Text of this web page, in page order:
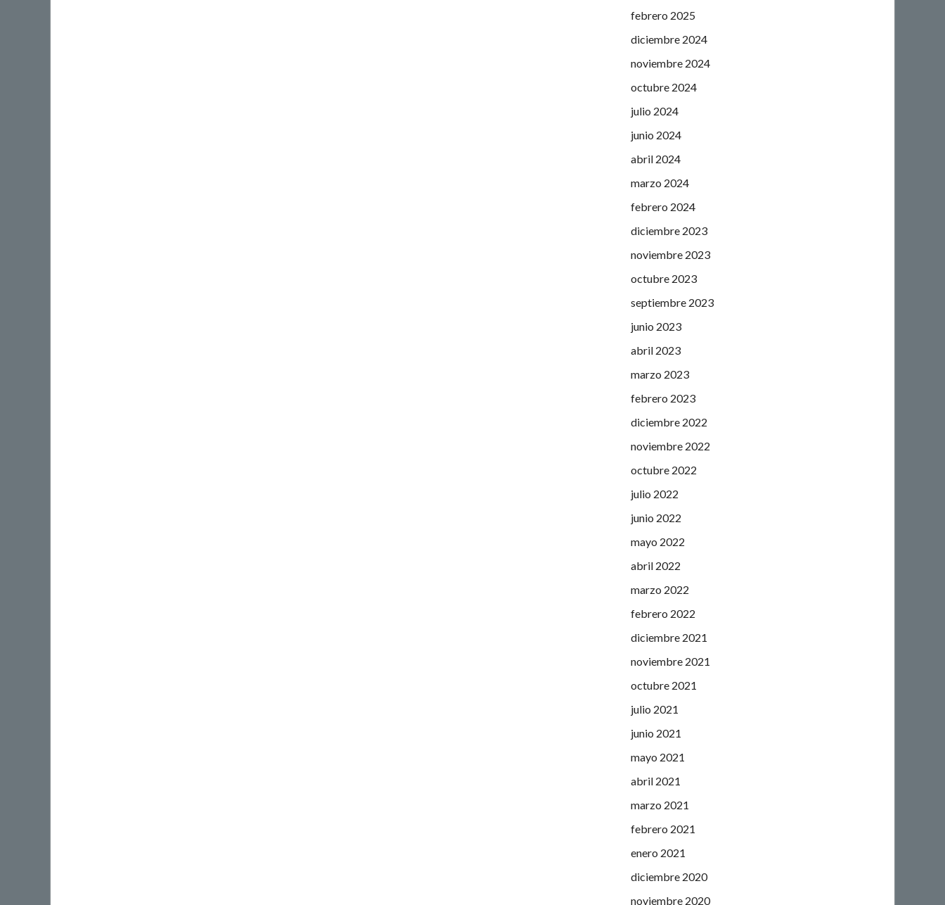
febrero 2025
diciembre 2024
noviembre 2024
octubre 2024
julio 2024
junio 2024
abril 2024
marzo 2024
febrero 2024
diciembre 2023
noviembre 2023
octubre 2023
septiembre 2023
junio 2023
abril 2023
marzo 2023
febrero 2023
diciembre 2022
noviembre 2022
octubre 2022
julio 2022
junio 2022
mayo 2022
abril 2022
marzo 2022
febrero 2022
diciembre 2021
noviembre 2021
octubre 2021
julio 2021
junio 2021
mayo 2021
abril 2021
marzo 2021
febrero 2021
enero 2021
diciembre 2020
noviembre 2020